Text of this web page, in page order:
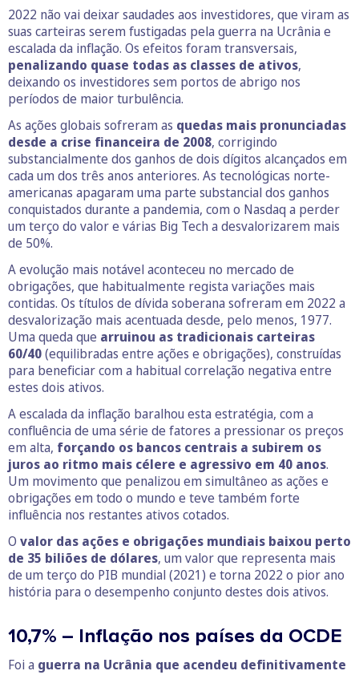
2022 não vai deixar saudades aos investidores, que viram as
suas carteiras serem fustigadas pela guerra na Ucrânia e
escalada da inflação. Os efeitos foram transversais,
penalizando quase todas as classes de ativos,
deixando os investidores sem portos de abrigo nos
períodos de maior turbulência.
As ações globais sofreram as quedas mais pronunciadas
desde a crise financeira de 2008, corrigindo
substancialmente dos ganhos de dois dígitos alcançados em
cada um dos três anos anteriores. As tecnológicas norte-
americanas apagaram uma parte substancial dos ganhos
conquistados durante a pandemia, com o Nasdaq a perder
um terço do valor e várias Big Tech a desvalorizarem mais
de 50%.
A evolução mais notável aconteceu no mercado de
obrigações, que habitualmente regista variações mais
contidas. Os títulos de dívida soberana sofreram em 2022 a
desvalorização mais acentuada desde, pelo menos, 1977.
Uma queda que arruinou as tradicionais carteiras
60/40(equilibradas entre ações e obrigações), construídas
para beneficiar com a habitual correlação negativa entre
estes dois ativos.
A escalada da inflação baralhou esta estratégia, com a
confluência de uma série de fatores a pressionar os preços
em alta, forçando os bancos centrais a subirem os
juros ao ritmo mais célere e agressivo em 40 anos.
Um movimento que penalizou em simultâneo as ações e
obrigações em todo o mundo e teve também forte
influência nos restantes ativos cotados.
O valor das ações e obrigações mundiais baixou perto
de 35 biliões de dólares, um valor que representa mais
de um terço do PIB mundial (2021) e torna 2022 o pior ano
história para o desempenho conjunto destes dois ativos.
10,7% – Inflação nos países da OCDE
Foi a guerra na Ucrânia que acendeu definitivamente